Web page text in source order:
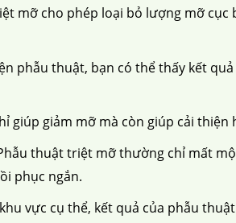
mỡ cho phép loại bỏ lượng mỡ
phẫu thuật, bạn có thể thấy kết
giúp giảm mỡ mà còn giúp cải
thuật triệt mỡ thường chỉ mất
phục ngắn.
vực cụ thể, kết quả của phẫu